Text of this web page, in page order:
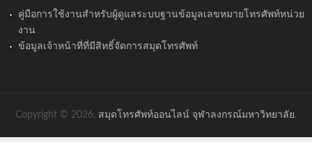
คู่มือการใช้งานสำหรับผู้ดูแลระบบฐานข้อมูลเลขหมายโทรศัพท์หน่วย
งาน
ข้อมูลเจ้าหน้าที่ที่มีสิทธิ์จัดการสมุดโทรศัพท์
Copyright © 2026, สมุดโทรศัพท์ออนไลน์ จุฬาลงกรณ์มหาวิทยาลัย.